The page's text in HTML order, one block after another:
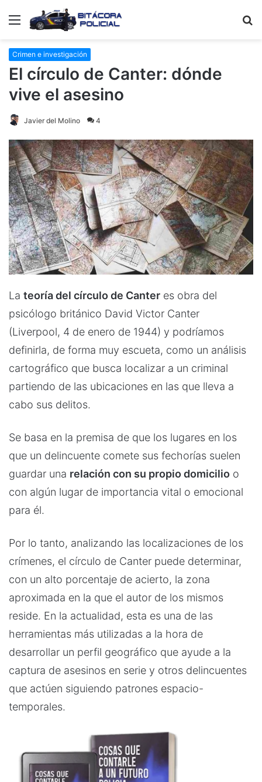
Menú
Crimen e investigación
El círculo de Canter: dónde
vive el asesino
Javier del Molino 4
La teoría del círculo de Canter es obra del
psicólogo británico David Victor Canter
(Liverpool, 4 de enero de 1944) y podríamos
definirla, de forma muy escueta, como un análisis
cartográfico que busca localizar a un criminal
partiendo de las ubicaciones en las que lleva a
cabo sus delitos.
Se basa en la premisa de que los lugares en los
que un delincuente comete sus fechorías suelen
guardar una relación con su propio domicilio o
con algún lugar de importancia vital o emocional
para él.
Por lo tanto, analizando las localizaciones de los
crímenes, el círculo de Canter puede determinar,
con un alto porcentaje de acierto, la zona
aproximada en la que el autor de los mismos
reside. En la actualidad, esta es una de las
herramientas más utilizadas a la hora de
desarrollar un perfil geográfico que ayude a la
captura de asesinos en serie y otros delincuentes
que actúen siguiendo patrones espacio-
temporales.